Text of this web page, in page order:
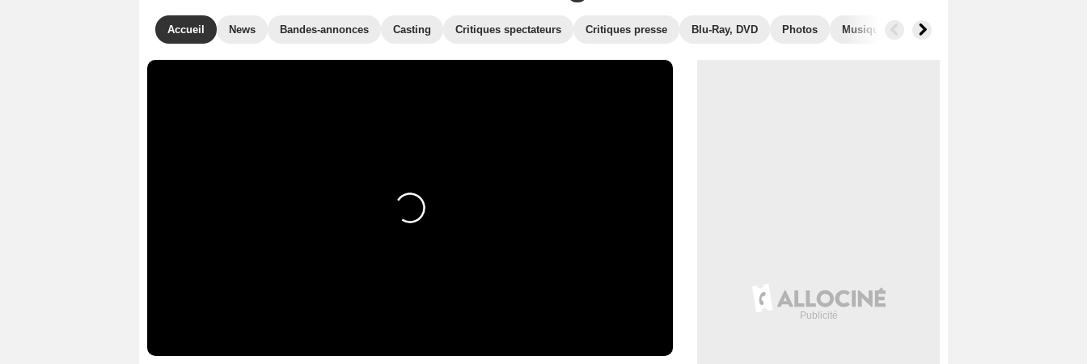
Accueil News Bandes-annonces Casting Critiques spectateurs Critiques presse Blu-Ray, DVD Photos Musique Secrets de tournage